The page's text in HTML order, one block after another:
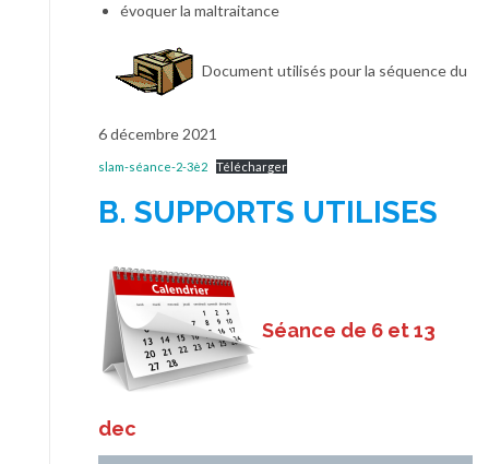
évoquer la maltraitance
Document utilisés pour la séquence du
6 décembre 2021
slam-séance-2-3è2 Télécharger
B. SUPPORTS UTILISES
Séance de 6 et 13
dec